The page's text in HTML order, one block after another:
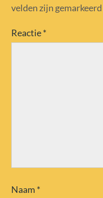
velden zijn
Reactie*
Naam *